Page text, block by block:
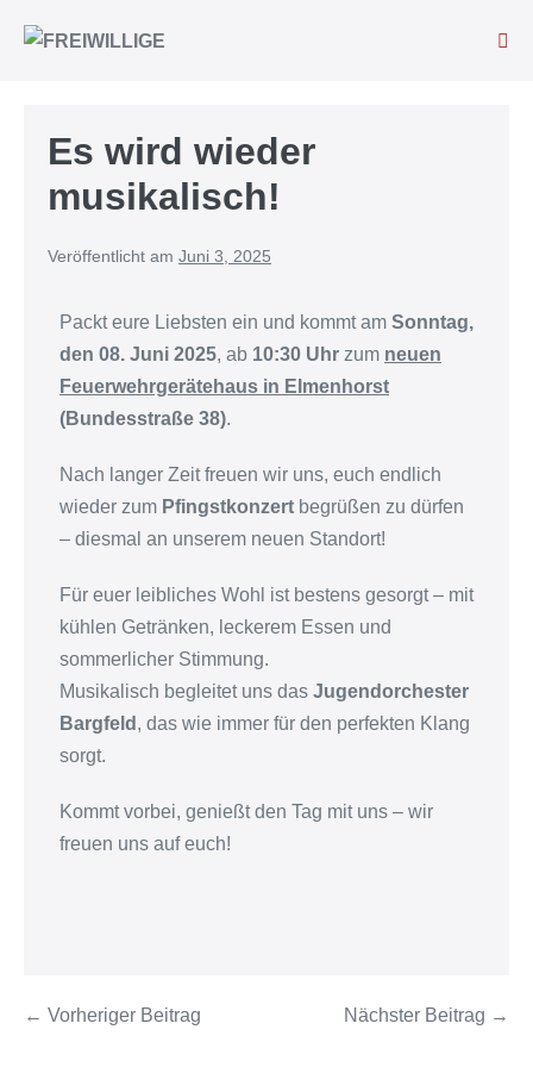
Es wird wieder
musikalisch!
Veröffentlicht am Juni 3, 2025
Packt eure Liebsten ein und kommt am Sonntag,
den 08. Juni 2025, ab 10:30 Uhr zum neuen
Feuerwehrgerätehaus in Elmenhorst
(Bundesstraße 38).
Nach langer Zeit freuen wir uns, euch endlich
wieder zum Pfingstkonzert begrüßen zu dürfen
– diesmal an unserem neuen Standort!
Für euer leibliches Wohl ist bestens gesorgt – mit
kühlen Getränken, leckerem Essen und
sommerlicher Stimmung.
Musikalisch begleitet uns das Jugendorchester
Bargfeld , das wie immer für den perfekten Klang
sorgt.
Kommt vorbei, genießt den Tag mit uns – wir
freuen uns auf euch!
← Vorheriger Beitrag Nächster Beitrag →